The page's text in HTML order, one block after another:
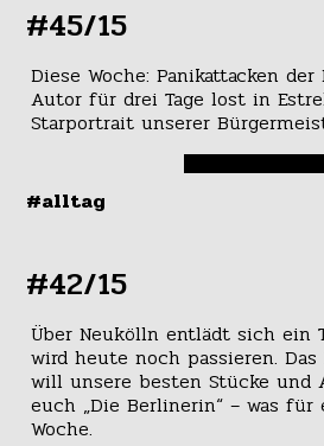
#45/15
Diese Woche: Panikattacken
Autor für drei Tage lost in
Starportrait unserer
#alltag
#42/15
Über Neukölln entlädt sich ein
wird heute noch passieren.
will unsere besten Stücke und
euch „Die Berlinerin“ – was
Woche.